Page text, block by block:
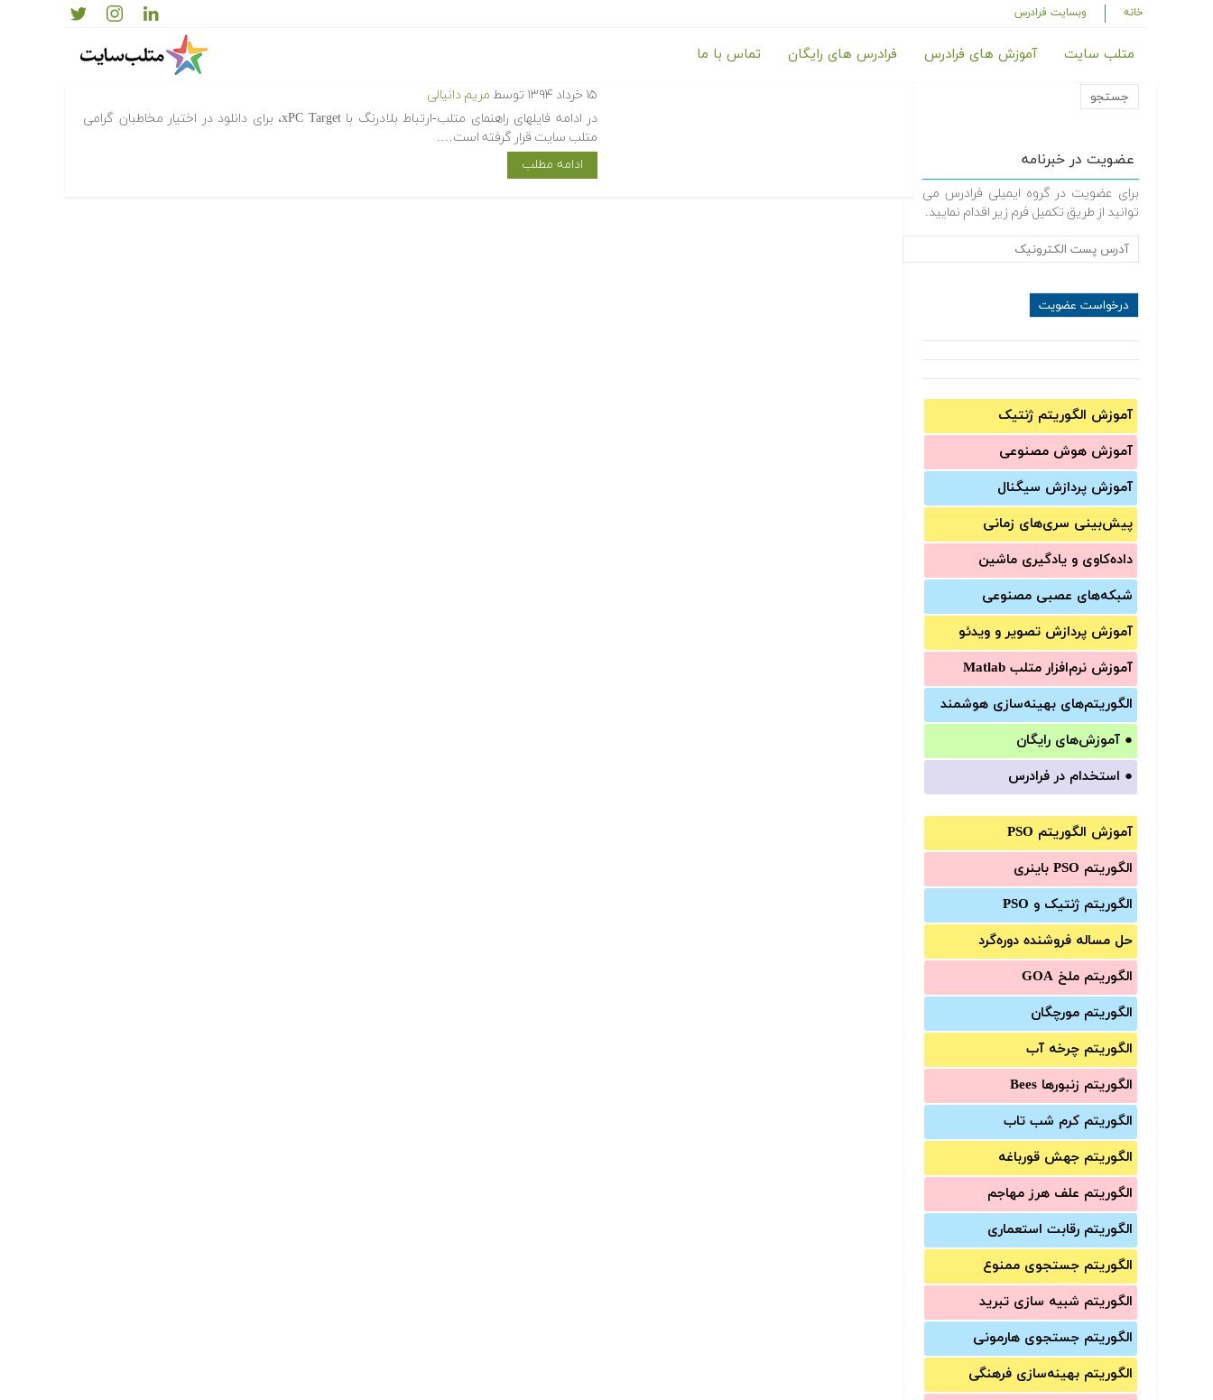
خانه وبسایت فرادرس
متلب سایت آموزش های فرادرس فرادرس های رایگان تماس با ما
عضویت در خبرنامه
برای عضویت در گروه ایمیلی فرادرس می
توانید از طریق تکمیل فرم زیر اقدام نمایید.
آموزش الگوریتم ژنتیک
آموزش‌ هوش مصنوعی
آموزش‌ پردازش سیگنال
پیش‌‌بینی سری‌‌های زمانی
داده‌کاوی و یادگیری ماشین
شبکه‌های عصبی مصنوعی
آموزش‌ پردازش تصویر و ویدئو
آموزش‌ نرم‌افزار متلب Matlab
الگوریتم‌های بهینه‌سازی هوشمند
● آموزش‌های رایگان
● استخدام در فرادرس
آموزش الگوریتم PSO
الگوریتم PSO باینری
الگوریتم ژنتیک و PSO
حل مساله فروشنده دوره‌گرد
الگوریتم ملخ GOA
الگوریتم مورچگان
الگوریتم چرخه آب
الگوریتم زنبورها Bees
الگوریتم کرم شب تاب
الگوریتم جهش قورباغه
الگوریتم علف هرز مهاجم
الگوریتم رقابت استعماری
الگوریتم جستجوی ممنوع
الگوریتم شبیه سازی تبرید
الگوریتم جستجوی هارمونی
الگوریتم بهینه‌سازی فرهنگی
۱۵ خرداد ۱۳۹۴ توسط مریم دانیالی
در ادامه فایلهای راهنمای متلب-ارتباط بلادرنگ با xPC Target، برای دانلود در اختیار مخاطبان گرامی
متلب سایت قرار گرفته است….
ادامه مطلب